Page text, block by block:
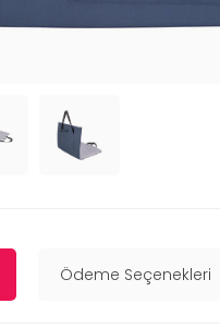
Ödeme Seçenekleri